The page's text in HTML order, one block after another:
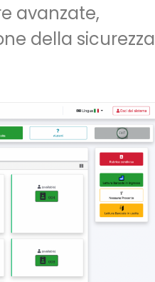
avanzate,
della sicurezza